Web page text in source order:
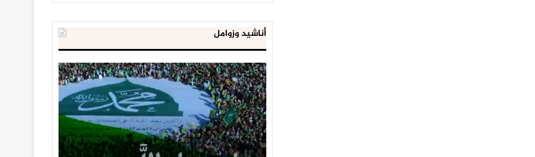
أناشيد وزوامل
العدو
الإسرائيلي
اعتقل
543
طفلا
فلسطينيا
خلال
يناير 31, 2021
الداخلية
المصرية
إحباط
‘مخطط
كبير’
للإخوان